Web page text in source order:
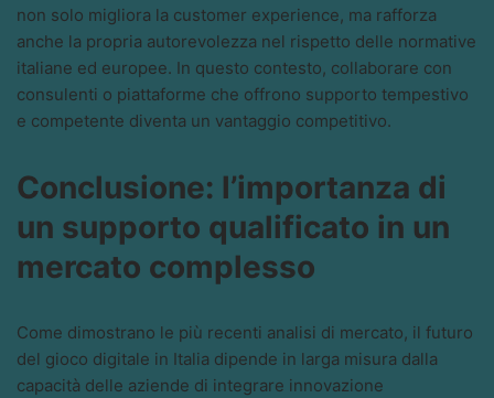
non solo migliora la customer experience, ma rafforza
anche la propria autorevolezza nel rispetto delle normative
italiane ed europee. In questo contesto, collaborare con
consulenti o piattaforme che offrono supporto tempestivo
e competente diventa un vantaggio competitivo.
Conclusione: l’importanza di
un supporto qualificato in un
mercato complesso
Come dimostrano le più recenti analisi di mercato, il futuro
del gioco digitale in Italia dipende in larga misura dalla
capacità delle aziende di integrare innovazione